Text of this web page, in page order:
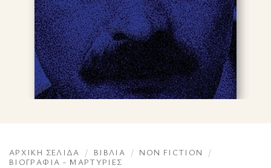
ΑΡΧΙΚΉ ΣΕΛΊΔΑ / ΒΙΒΛΊΑ / NON FICTION
/
ΒΙΟΓΡΑΦΊΑ - ΜΑΡΤΥΡΊΕΣ